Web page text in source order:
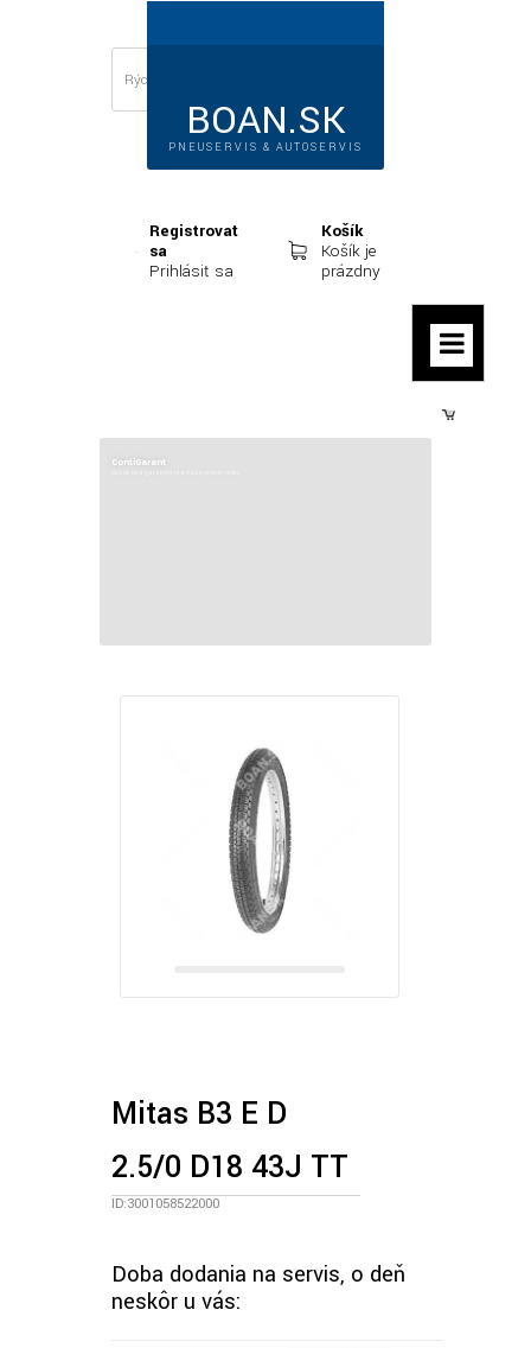
BOAN.SK
PNEUSERVIS & AUTOSERVIS
Registrovať
sa
Prihlásiť sa
Košík
Košík je
prázdny
ContiGarant
Mitas B3 E D
2.5/0 D18 43J TT
ID:3001058522000
Doba dodania na servis, o deň
neskôr u vás: